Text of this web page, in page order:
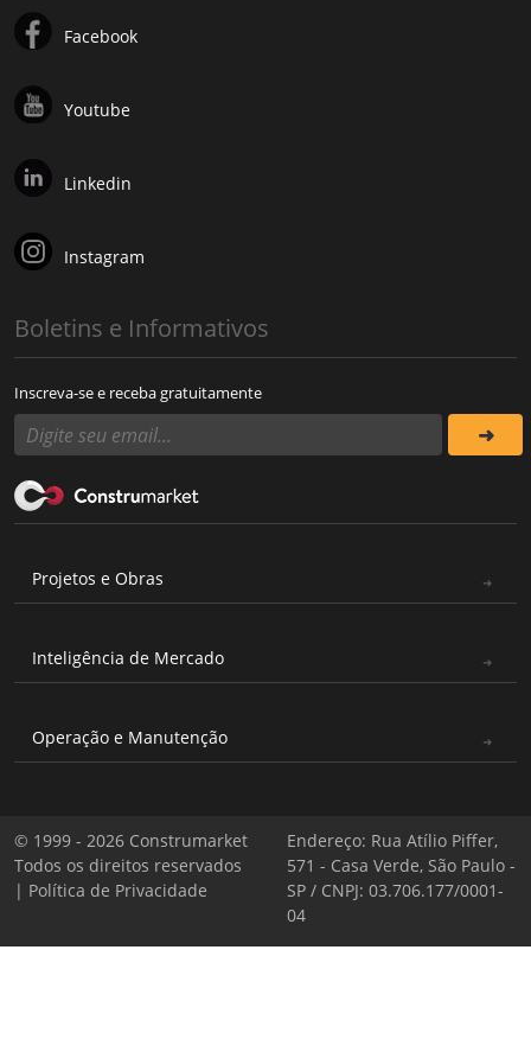
Facebook
Youtube
Linkedin
Instagram
Boletins e Informativos
Inscreva-se e receba gratuitamente
Projetos e Obras
Inteligência de Mercado
Operação e Manutenção
© 1999 - 2026 Construmarket
Todos os direitos reservados
| Política de Privacidade
Endereço: Rua Atílio Piffer,
571 - Casa Verde, São Paulo -
SP / CNPJ: 03.706.177/0001-
04